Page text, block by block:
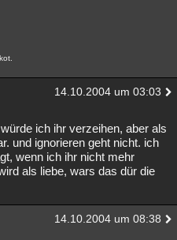
14.10.2004 um 03:03
ich ihr verzeihen, aber als
und ignorieren geht nicht. ich
wenn ich ihr nicht mehr
als liebe, wars das dür die
14.10.2004 um 08:38